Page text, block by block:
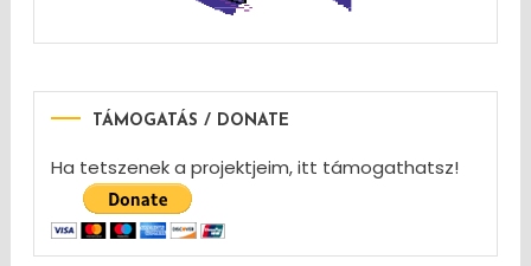
TÁMOGATÁS / DONATE
Ha tetszenek a projektjeim, itt támogathatsz!